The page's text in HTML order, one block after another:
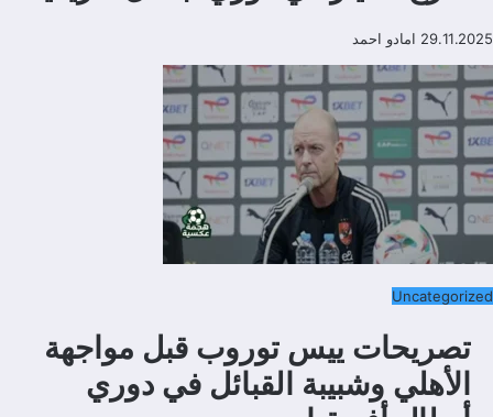
29.11.2025 امادو احمد
Uncategorized
تصريحات ييس توروب قبل مواجهة
الأهلي وشبيبة القبائل في دوري